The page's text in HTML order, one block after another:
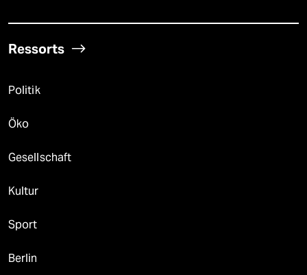
Ressorts
Politik
Öko
Gesellschaft
Kultur
Sport
Berlin